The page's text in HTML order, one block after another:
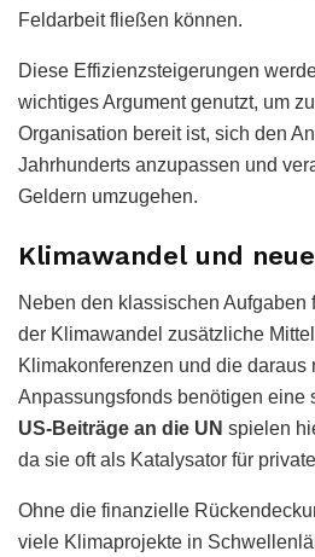
Feldarbeit fließen können.
Diese Effizienzsteigerungen
wichtiges Argument genutzt, um
Organisation bereit ist, sich den
Jahrhunderts anzupassen und
Geldern umzugehen.
Klimawandel und
Neben den klassischen
der Klimawandel zusätzliche
Klimakonferenzen und die daraus
Anpassungsfonds benötigen eine
US-Beiträge an die UN spielen
da sie oft als Katalysator für
Ohne die finanzielle
viele Klimaprojekte in